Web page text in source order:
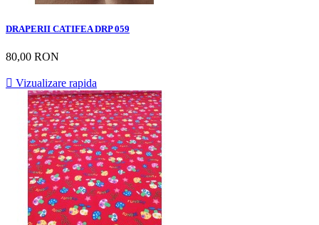
DRAPERII CATIFEA DRP 059
80,00 RON
 Vizualizare rapida